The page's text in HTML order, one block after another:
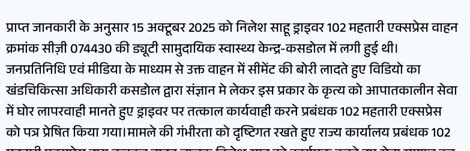
प्राप्त जानकारी के अनुसार 15 अक्टूबर 2025 को निलेश साहू ड्राइवर 102 महतारी एक्सप्रेस वाहन
क्रमांक सीज़ी 074430 की ड्यूटी सामुदायिक स्वास्थ्य केन्द्र-कसडोल में लगी हुई थी।
जनप्रतिनिधि एवं मीडिया के माध्यम से उक्त वाहन में सीमेंट की बोरी लादते हुए विडियो का
खंडचिकित्सा अधिकारी कसडोल द्वारा संज्ञान मे लेकर इस प्रकार के कृत्य को आपातकालीन सेवा
में घोर लापरवाही मानते हुए ड्राइवर पर तत्काल कार्यवाही करने प्रबंधक 102 महतारी एक्सप्रेस
को पत्र प्रेषित किया गया।मामले की गंभीरता को दृष्टिगत रखते हुए राज्य कार्यालय प्रबंधक 102